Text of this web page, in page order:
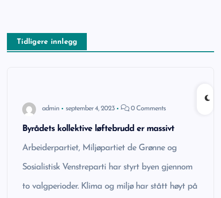
Tidligere innlegg
admin september 4, 2023 0 Comments
Byrådets kollektive løftebrudd er massivt
Arbeiderpartiet, Miljøpartiet de Grønne og
Sosialistisk Venstreparti har styrt byen gjennom
to valgperioder. Klima og miljø har stått høyt på